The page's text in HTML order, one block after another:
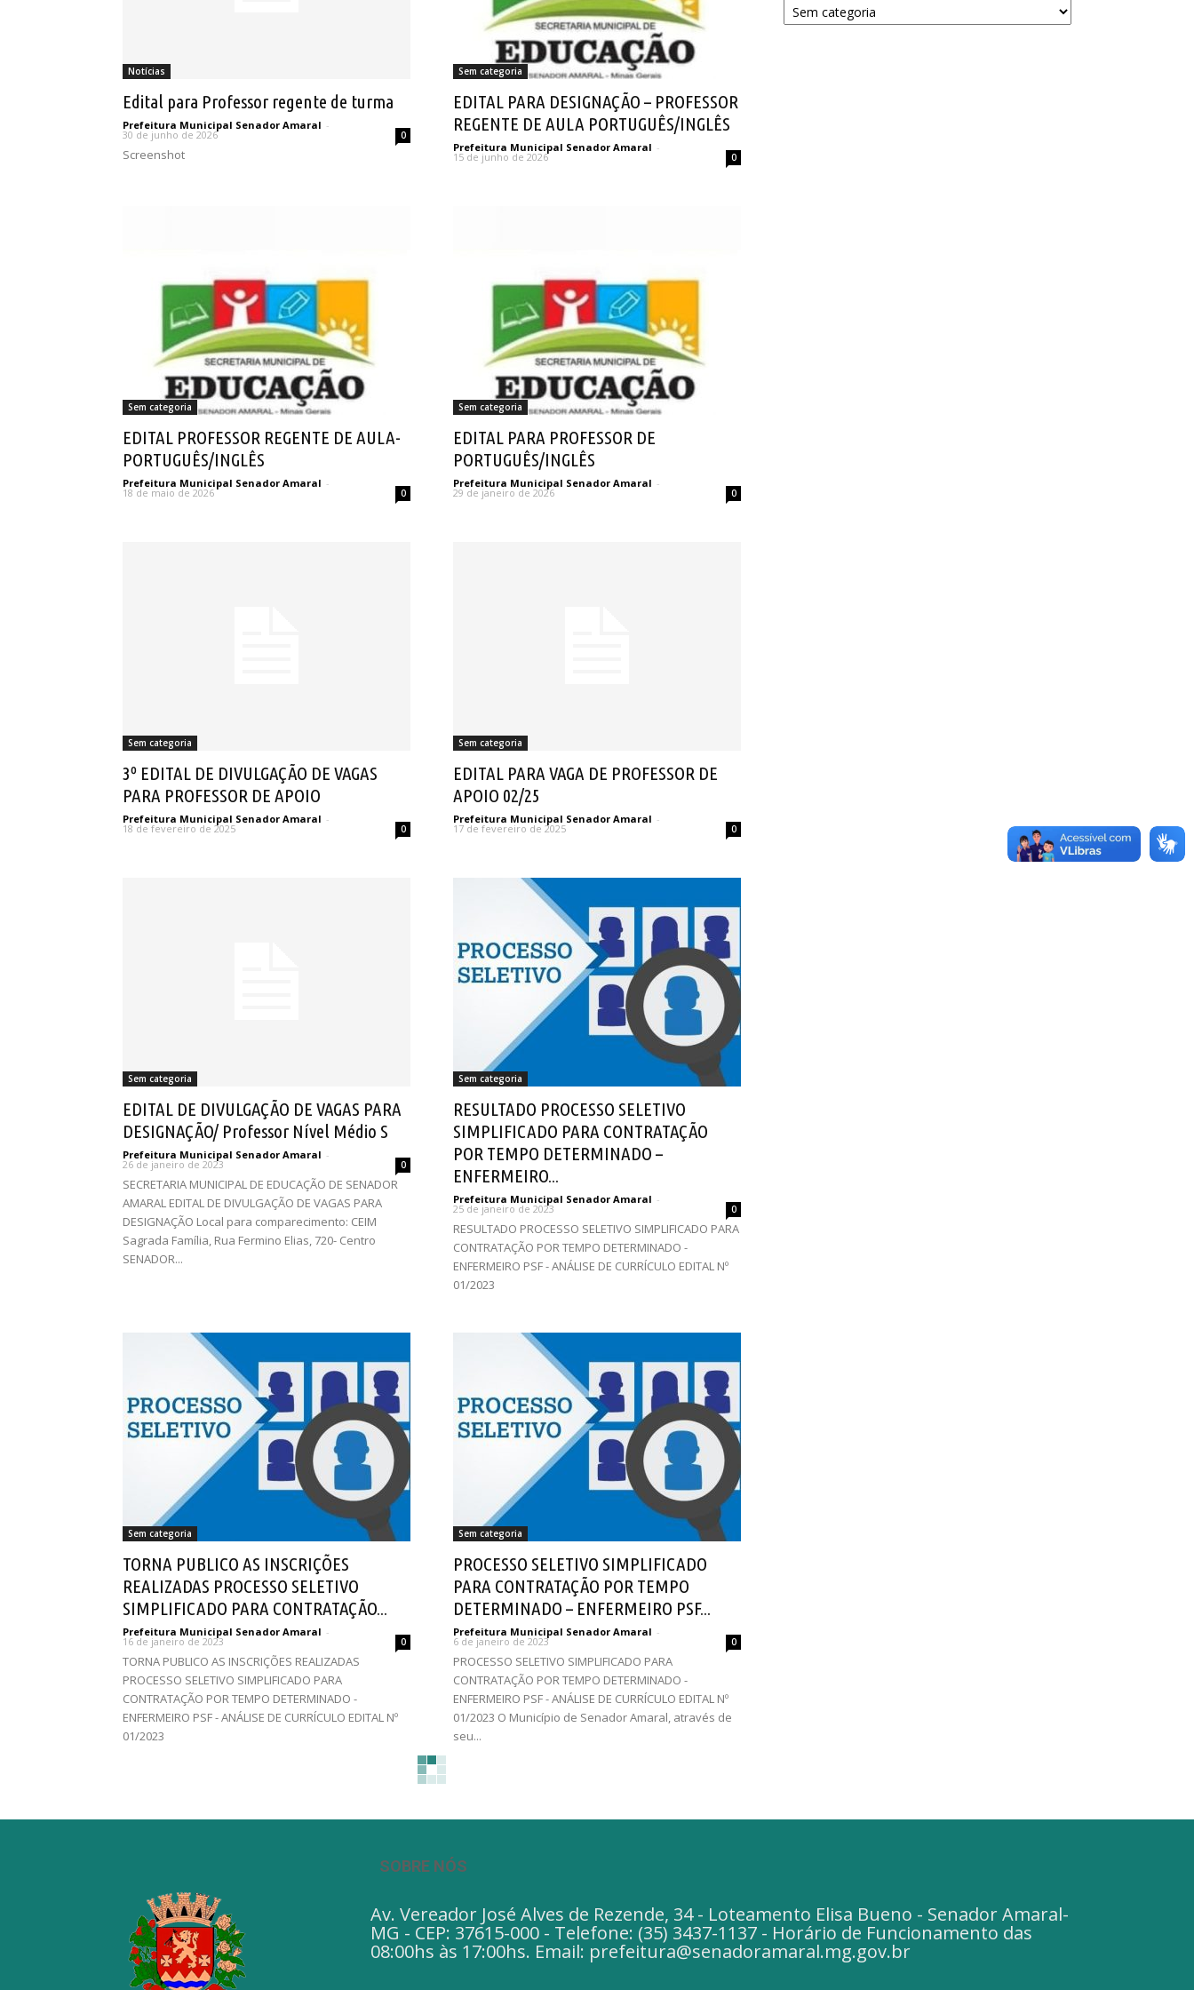
Notícias
Edital para Professor regente de turma
Prefeitura Municipal Senador Amaral -
30 de junho de 2026 0
Screenshot
Sem categoria
EDITAL PARA DESIGNAÇÃO – PROFESSOR
REGENTE DE AULA PORTUGUÊS/INGLÊS
Prefeitura Municipal Senador Amaral -
15 de junho de 2026 0
Sem categoria
EDITAL PROFESSOR REGENTE DE AULA-
PORTUGUÊS/INGLÊS
Prefeitura Municipal Senador Amaral -
18 de maio de 2026 0
Sem categoria
EDITAL PARA PROFESSOR DE
PORTUGUÊS/INGLÊS
Prefeitura Municipal Senador Amaral -
29 de janeiro de 2026 0
Sem categoria
3º EDITAL DE DIVULGAÇÃO DE VAGAS
PARA PROFESSOR DE APOIO
Prefeitura Municipal Senador Amaral -
18 de fevereiro de 2025 0
Sem categoria
EDITAL PARA VAGA DE PROFESSOR DE
APOIO 02/25
Prefeitura Municipal Senador Amaral -
17 de fevereiro de 2025 0
Sem categoria
EDITAL DE DIVULGAÇÃO DE VAGAS PARA
DESIGNAÇÃO/ Professor Nível Médio S
Prefeitura Municipal Senador Amaral -
26 de janeiro de 2023 0
SECRETARIA MUNICIPAL DE EDUCAÇÃO DE SENADOR
AMARAL EDITAL DE DIVULGAÇÃO DE VAGAS PARA
DESIGNAÇÃO Local para comparecimento: CEIM
Sagrada Família, Rua Fermino Elias, 720- Centro
SENADOR...
Sem categoria
RESULTADO PROCESSO SELETIVO
SIMPLIFICADO PARA CONTRATAÇÃO
POR TEMPO DETERMINADO –
ENFERMEIRO...
Prefeitura Municipal Senador Amaral -
25 de janeiro de 2023 0
RESULTADO PROCESSO SELETIVO SIMPLIFICADO PARA
CONTRATAÇÃO POR TEMPO DETERMINADO -
ENFERMEIRO PSF - ANÁLISE DE CURRÍCULO EDITAL Nº
01/2023
Sem categoria
TORNA PUBLICO AS INSCRIÇÕES
REALIZADAS PROCESSO SELETIVO
SIMPLIFICADO PARA CONTRATAÇÃO...
Prefeitura Municipal Senador Amaral -
16 de janeiro de 2023 0
TORNA PUBLICO AS INSCRIÇÕES REALIZADAS
PROCESSO SELETIVO SIMPLIFICADO PARA
CONTRATAÇÃO POR TEMPO DETERMINADO -
ENFERMEIRO PSF - ANÁLISE DE CURRÍCULO EDITAL Nº
01/2023
Sem categoria
PROCESSO SELETIVO SIMPLIFICADO
PARA CONTRATAÇÃO POR TEMPO
DETERMINADO – ENFERMEIRO PSF...
Prefeitura Municipal Senador Amaral -
6 de janeiro de 2023 0
PROCESSO SELETIVO SIMPLIFICADO PARA
CONTRATAÇÃO POR TEMPO DETERMINADO -
ENFERMEIRO PSF - ANÁLISE DE CURRÍCULO EDITAL Nº
01/2023 O Município de Senador Amaral, através de
seu...
SOBRE NÓS
Av. Vereador José Alves de Rezende, 34 - Loteamento Elisa Bueno - Senador Amaral-
MG - CEP: 37615-000 - Telefone: (35) 3437-1137 - Horário de Funcionamento das
08:00hs às 17:00hs. Email: prefeitura@senadoramaral.mg.gov.br